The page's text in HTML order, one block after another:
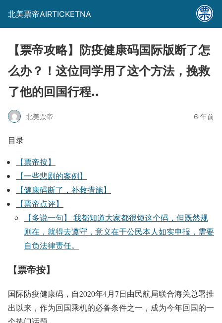
北美票帝AIRTICKETNA
【票帝攻略】防疫健康码国际版断了怎
么办？！这位同学用了这个方法，挽救
了他的回国行程..
北美票帝 6 年前
目录
【票帝按】
【一些悲剧的案例】
【健康码断了，补救措施】
【票帝点评】
【多说一句】 我都知道大家都很烦这个码，但既然规
则在，就得去遵守，意义在于公民本人如实申报，需要
自负法律责任。
【票帝按】
国际防疫健康码，自2020年4月7日由民航局联合海关总署推
出以来，作为回国乘机的必备条件之一，成为今年回国的一